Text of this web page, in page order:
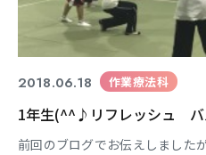
2018.06.18 作業療法科
1年生(^^♪リフレッシュ
前回のブログでお伝えしました